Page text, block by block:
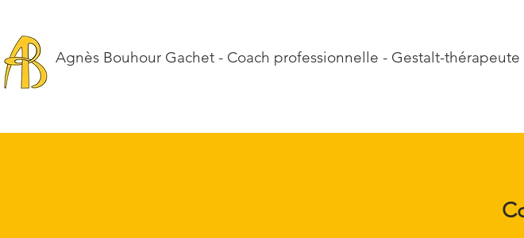
Agnès Bouhour Gachet - Coach professionnelle - Gestalt-thérapeute